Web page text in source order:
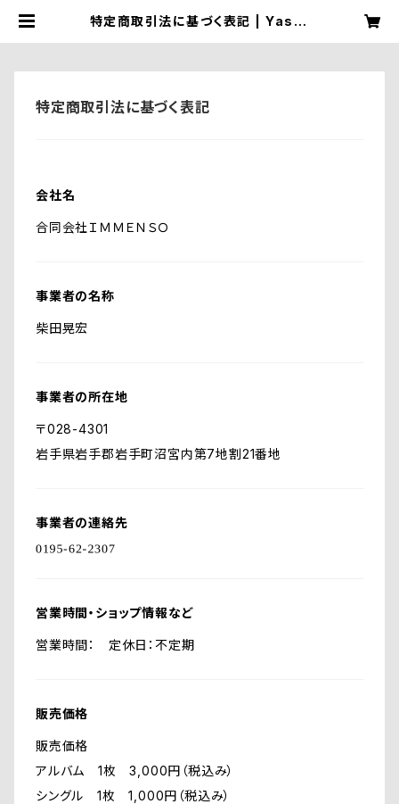
特定商取引法に基づく表記 | Yasut
特定商取引法に基づく表記
会社名
合同会社ＩＭＭＥＮＳＯ
事業者の名称
柴田晃宏
事業者の所在地
〒028-4301
岩手県岩手郡岩手町沼宮内第7地割21番地
事業者の連絡先
営業時間・ショップ情報など
営業時間： 定休日：不定期
販売価格
販売価格
アルバム 1枚 3,000円（税込み）
シングル 1枚 1,000円（税込み）